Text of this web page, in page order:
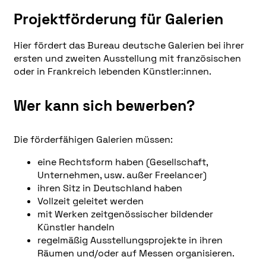
Projektförderung für Galerien
Hier fördert das Bureau deutsche Galerien bei ihrer
ersten und zweiten Ausstellung mit französischen
oder in Frankreich lebenden Künstler:innen.
Wer kann sich bewerben?
Die förderfähigen Galerien müssen:
eine Rechtsform haben (Gesellschaft,
Unternehmen, usw. außer Freelancer)
ihren Sitz in Deutschland haben
Vollzeit geleitet werden
mit Werken zeitgenössischer bildender
Künstler handeln
regelmäßig Ausstellungsprojekte in ihren
Räumen und/oder auf Messen organisieren.